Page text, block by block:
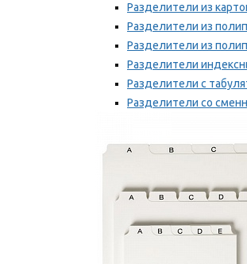
Разделители из
Разделители из
Разделители из
Разделители
Разделители с
Разделители со